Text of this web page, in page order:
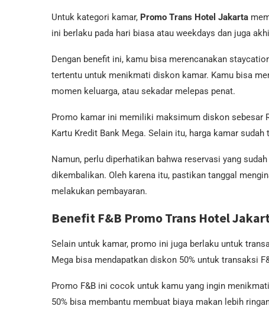
Untuk kategori kamar, Promo Trans Hotel Jakarta
ini berlaku pada hari biasa atau weekdays dan juga
Dengan benefit ini, kamu bisa merencanakan
tertentu untuk menikmati diskon kamar. Kamu bisa
momen keluarga, atau sekadar melepas penat.
Promo kamar ini memiliki maksimum diskon sebesar
Kartu Kredit Bank Mega. Selain itu, harga kamar
Namun, perlu diperhatikan bahwa reservasi yang
dikembalikan. Oleh karena itu, pastikan tanggal
melakukan pembayaran.
Benefit F&B Promo Trans Hotel
Selain untuk kamar, promo ini juga berlaku untuk
Mega bisa mendapatkan diskon 50% untuk transaksi
Promo F&B ini cocok untuk kamu yang ingin
50% bisa membantu membuat biaya makan lebih